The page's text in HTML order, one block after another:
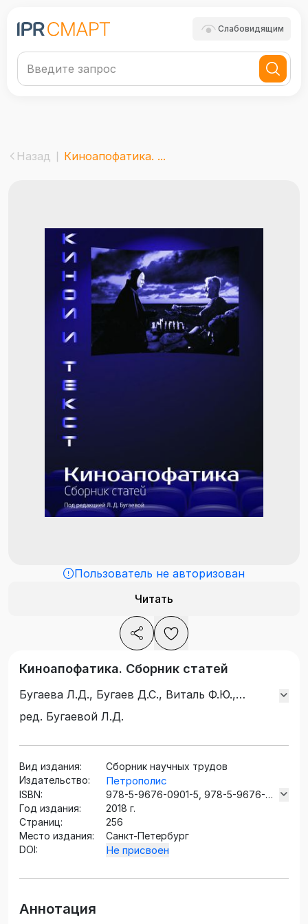
Слабовидящим
Назад Киноапофатика. ...
Пользователь не авторизован
Читать
Киноапофатика. Сборник статей
Бугаева Л.Д., Бугаев Д.С., Виталь Ф.Ю.,
Григорьева Н.Я., Доманский Ю.В., Жукова
Мартынова С.А., Мартьянова И.А., Муравьева
Л.Е., Перельштейн Р.М., Семенова Н.В.,
Славина О.Ю., Смирнов И.П., Тульчинский
Г.Л., Урупин И.Я., Шарапова М.А.
ред. Бугаевой Л.Д.
Вид издания:
Сборник научных трудов
Издательство:
Петрополис
ISBN:
978-5-9676-0901-5, 978-5-9676-
0902-2
Год издания:
2018 г.
Страниц:
256
Место издания:
Санкт-Петербург
DOI:
Не присвоен
Аннотация